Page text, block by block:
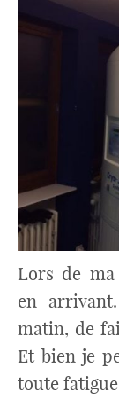
Lors de ma
en
matin, de
Et bien je
toute